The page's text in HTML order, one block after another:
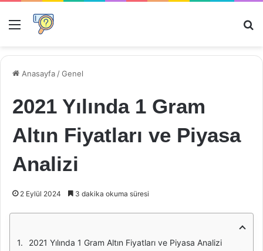
Menü
Anasayfa /Genel
2021 Yılında 1 Gram
Altın Fiyatları ve Piyasa
Analizi
2 Eylül 2024 3 dakika okuma süresi
2021 Yılında 1 Gram Altın Fiyatları ve Piyasa Analizi